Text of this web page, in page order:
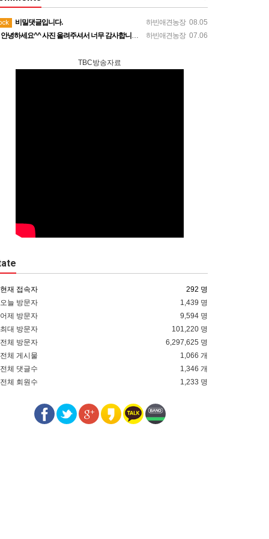
하빈애견농장 08.05
비밀댓글입니다.
하빈애견농장 07.06
안녕하세요^^ 사진 올려주셔서 너무 감사합니다. 강아지도 너무 행복해보이네요 늘 행복하시길 바랍니다! 감사합…
TBC방송자료
현재 접속자
292 명
늘 방문자
1,439 명
제 방문자
9,594 명
대 방문자
101,220 명
체 방문자
6,297,625 명
체 게시물
1,066 개
체 댓글수
1,346 개
체 회원수
1,233 명